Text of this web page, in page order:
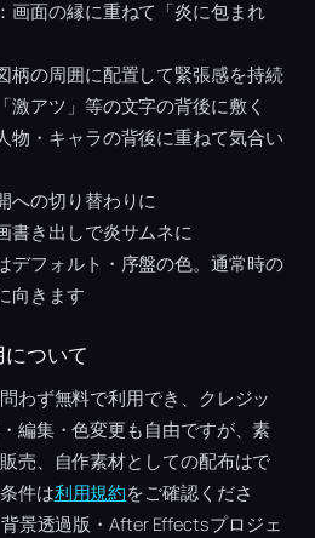
：画面の縁に重ねて「炎に包まれ
柄の周囲に配置して緊張感を持続
激アツ」等の文字の背後に敷く
物・キャラの背後に重ねて気合い
への切り替わりに
書き出しで炎サムネに
デフォルト・序盤の色。通常時の
向きます
ついて
わず無料で利用でき、クレジッ
編集・色変更も自由ですが、素
売、自作素材としての配布はで
件は利用規約をご確認くださ
景透過版・After Effectsプロジェ